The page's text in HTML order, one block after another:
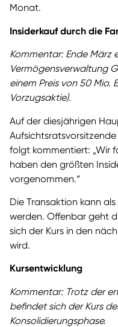
Monat.
Insiderkauf durch die
Kommentar: Ende März
Vermögensverwaltung
einem Preis von 50 Mio.
Vorzugsaktie).
Auf der diesjährigen
folgt kommentiert: „Wir
haben den größten
vorgenommen.“
Die Transaktion kann
werden. Offenbar geht
sich der Kurs in den
wird.
Kursentwicklung
Kommentar: Trotz der
befindet sich der Kurs
Konsolidierungsphase.